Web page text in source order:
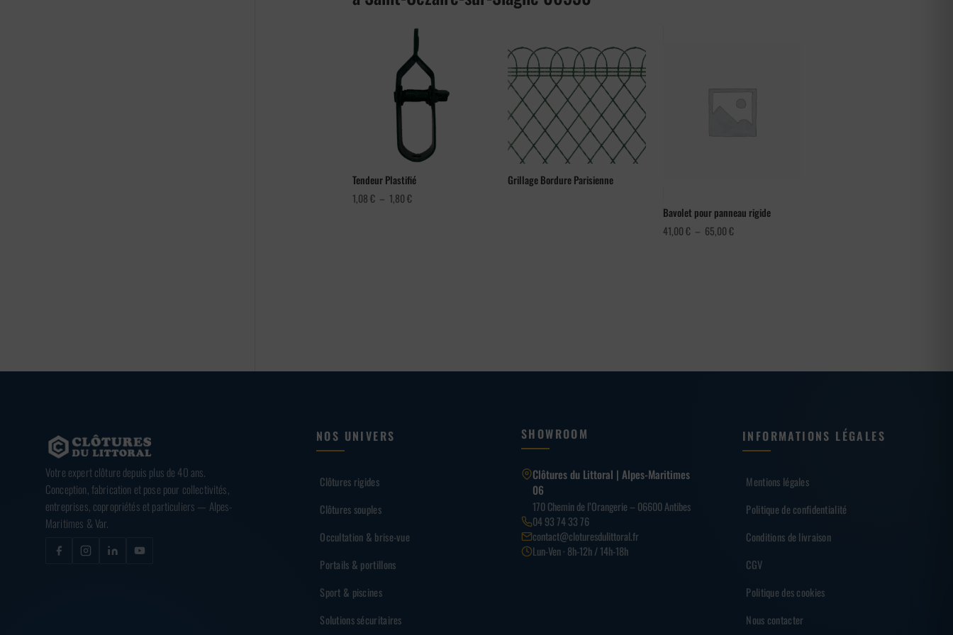
Tendeur Plastifié
1,08€ – 1,80€Plage
Grillage Bordure Parisienne
Bavolet pour panneau rigide
41,00€ – 65,00€Plage
Votre expert clôture depuis plus de 40 ans.
Conception, fabrication et pose pour collectivités,
entreprises, copropriétés et particuliers — Alpes-
Maritimes & Var.
NOS UNIVERS
Clôtures rigides
Clôtures souples
Occultation & brise-vue
Portails & portillons
Sport & piscines
Solutions sécuritaires
SHOWROOM
Clôtures du Littoral | Alpes-Maritimes
06
170 Chemin de l’Orangerie – 06600 Antibes
04 93 74 33 76
contact@cloturesdulittoral.fr
Lun-Ven · 8h-12h / 14h-18h
INFORMATIONS LÉGALES
Mentions légales
Politique de confidentialité
Conditions de livraison
CGV
Politique des cookies
Nous contacter